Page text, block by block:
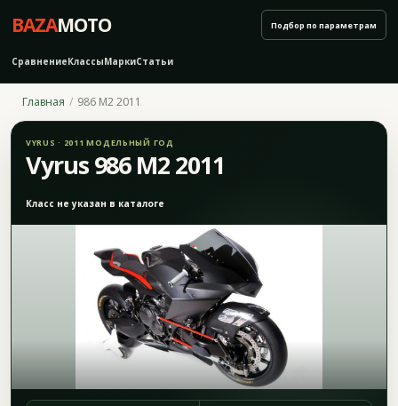
BAZAMOTO
СравнениеКлассыМаркиСтатьи
Подбор по параметрам
Главная 986 M2 2011
VYRUS · 2011 МОДЕЛЬНЫЙ ГОД
Vyrus 986 M2 2011
Класс не указан в каталоге